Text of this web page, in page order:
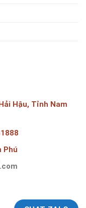
Hậu, Tỉnh Nam
Phú
& THƯƠNG MẠI